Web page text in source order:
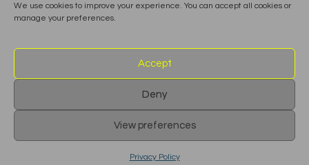
We use cookies to improve your experience. You can accept all cookies or
manage your preferences.
Accept
Deny
View preferences
Privacy Policy
production@comuna.pt
English Português